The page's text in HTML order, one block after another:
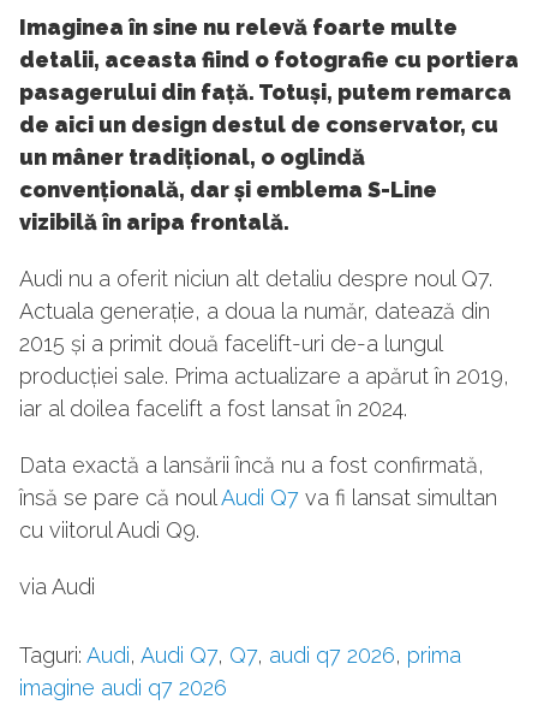
Imaginea în sine nu relevă foarte multe
detalii, aceasta fiind o fotografie cu portiera
pasagerului din față. Totuși, putem remarca
de aici un design destul de conservator, cu
un mâner tradițional, o oglindă
convențională, dar și emblema S-Line
vizibilă în aripa frontală.
Audi nu a oferit niciun alt detaliu despre noul Q7.
Actuala generație, a doua la număr, datează din
2015 și a primit două facelift-uri de-a lungul
producției sale. Prima actualizare a apărut în 2019,
iar al doilea facelift a fost lansat în 2024.
Data exactă a lansării încă nu a fost confirmată,
însă se pare că noulAudi Q7 va fi lansat simultan
cu viitorul Audi Q9.
via Audi
Taguri: Audi, Audi Q7, Q7, audi q7 2026, prima
imagine audi q7 2026